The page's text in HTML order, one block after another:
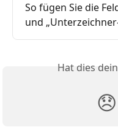
So fügen Sie die
und
Hat dies
😞